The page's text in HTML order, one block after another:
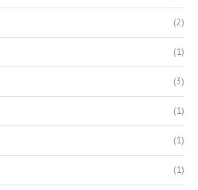
(2)
(1)
(3)
(1)
(1)
(1)